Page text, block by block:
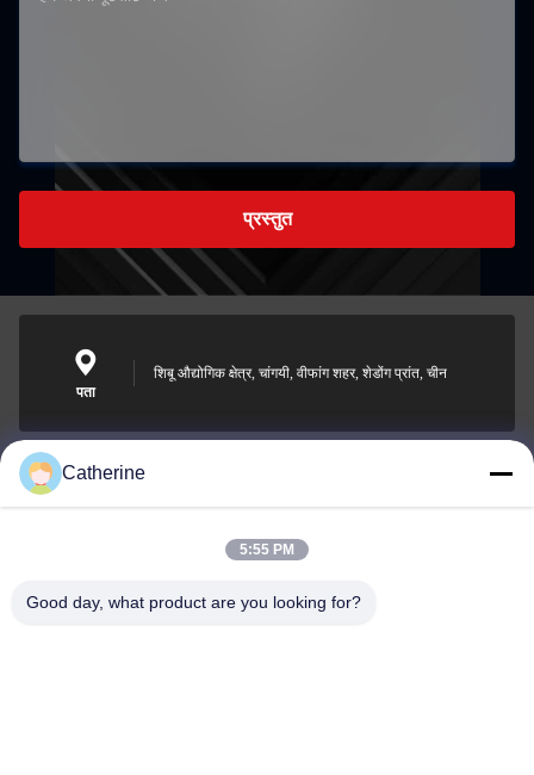
प्रस्तुत
पता
शिबू औद्योगिक क्षेत्र, चांगयी, वीफांग शहर, शेडोंग प्रांत, चीन
padraic@huayumachine.cn
Catherine
5:55 PM
Good day, what product are you looking for?